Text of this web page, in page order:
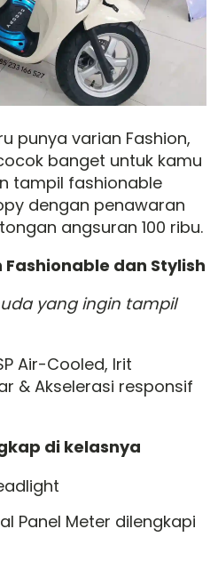
punya varian Fashion,
banget untuk kamu
tampil fashionable
dengan penawaran
angsuran 100 ribu.
Fashionable dan Stylish
yang ingin tampil
Air-Cooled, Irit
& Akselerasi responsif
di kelasnya
Panel Meter dilengkapi